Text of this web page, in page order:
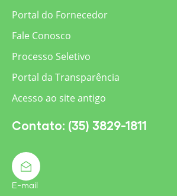
Portal do Fornecedor
Fale Conosco
Processo Seletivo
Portal da Transparência
Acesso ao site antigo
Contato: (35) 3829-1811
E-mail